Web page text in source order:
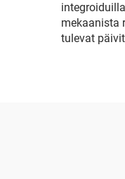
mekaanista
tulevat